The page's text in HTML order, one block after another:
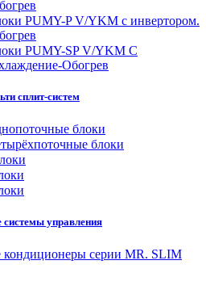
PUMY-P V/YKM с инвертором.
PUMY-SP V/YKM С
Обогрев
сплит-систем
блоки
блоки
управления
серии MR. SLIM